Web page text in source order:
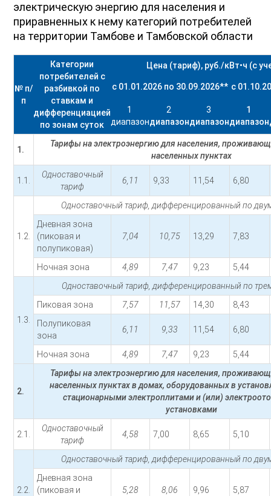
электрическую энергию для населения и
приравненных к нему категорий потребителей
на территории Тамбове и Тамбовской области
№ п/
п
Категории
потребителей с
разбивкой по
ставкам и
дифференциацией
по зонам суток
Цена (тариф), руб./кВт•ч (с
с 01.01.2026 по 30.09.2026** с
1
диапазон
2
диапазон
3
диапазон
1
диапазон
1.
Тарифы на электроэнергию для населения,
населенных пунктах
1.1.
Одноставочный
тариф
6,11 9,33 11,54 6,80
1.2.
Одноставочный тариф, дифференцированный по
Дневная зона
(пиковая и
полупиковая)
7,04 10,75 13,29 7,83
Ночная зона 4,89 7,47 9,23 5,44
1.3.
Одноставочный тариф, дифференцированный по
Пиковая зона
7,57 11,57 14,30
8,43
Полупиковая
зона
6,11 9,33 11,54 6,80
Ночная зона 4,89 7,47 9,23 5,44
2.
Тарифы на электроэнергию для населения,
населенных пунктах в домах, оборудованных в
стационарными электроплитами и (или)
установками
2.1.
Одноставочный
тариф
4,58 7,00 8,65 5,10
2.2.
Одноставочный тариф, дифференцированный по
Дневная зона
(пиковая и
5,28 8,06 9,96 5,87